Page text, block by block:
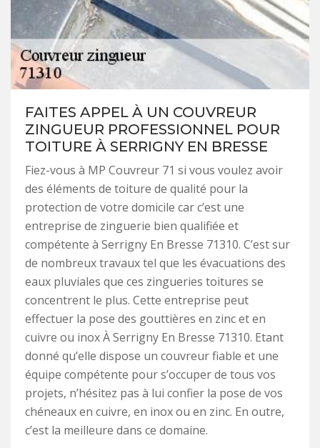
FAITES APPEL À UN COUVREUR
ZINGUEUR PROFESSIONNEL POUR
TOITURE À SERRIGNY EN BRESSE
Fiez-vous à MP Couvreur 71 si vous voulez avoir
des éléments de toiture de qualité pour la
protection de votre domicile car c’est une
entreprise de zinguerie bien qualifiée et
compétente à Serrigny En Bresse 71310. C’est sur
de nombreux travaux tel que les évacuations des
eaux pluviales que ces zingueries toitures se
concentrent le plus. Cette entreprise peut
effectuer la pose des gouttières en zinc et en
cuivre ou inox À Serrigny En Bresse 71310. Etant
donné qu’elle dispose un couvreur fiable et une
équipe compétente pour s’occuper de tous vos
projets, n’hésitez pas à lui confier la pose de vos
chéneaux en cuivre, en inox ou en zinc. En outre,
c’est la meilleure dans ce domaine.